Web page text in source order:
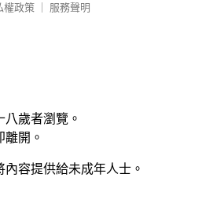
權政策
服務聲明
歲者瀏覽。
開。
容提供給未成年人士。